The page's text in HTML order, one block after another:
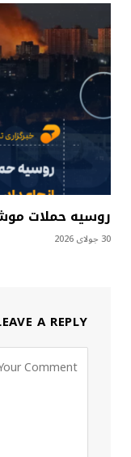
روسیه حملات
30 جولای 2026
A REPLY